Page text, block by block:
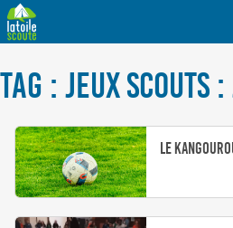
TAG : JEUX SCOUTS
Le